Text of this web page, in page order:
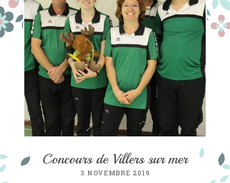
Concours de Villers sur mer
3 NOVEMBRE 2019